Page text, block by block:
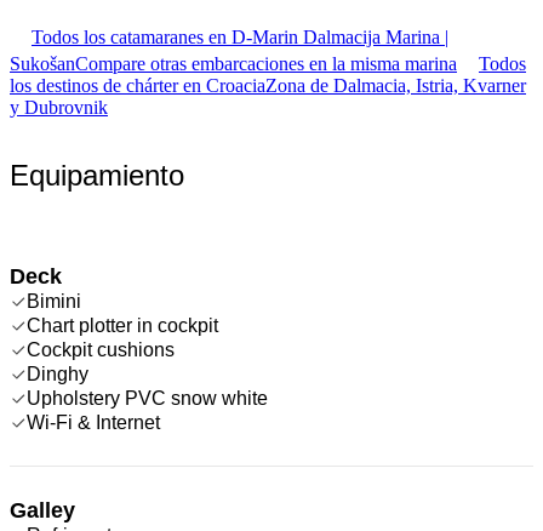
Todos los catamaranes en D-Marin Dalmacija Marina |
SukošanCompare otras embarcaciones en la misma marina
Todos
los destinos de chárter en CroaciaZona de Dalmacia, Istria, Kvarner
y Dubrovnik
Equipamiento
Deck
Bimini
Chart plotter in cockpit
Cockpit cushions
Dinghy
Upholstery PVC snow white
Wi-Fi & Internet
Galley